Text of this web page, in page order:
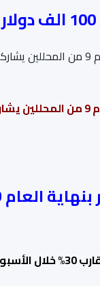
سيصل 100 الف دولار بنهاية العام
خلال